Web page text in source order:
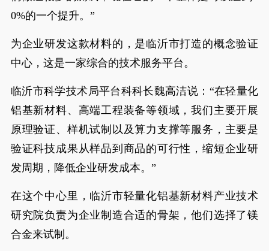
0%的一个提升。”
为企业研发这款材料的，是临沂市打造的概念验证
中心，这是一家综合的技术服务平台。
临沂市科学技术局平台科科长魏高洁说：“在轻量化
铝基新材料、高端工程装备等领域，我们主要开展
原理验证、样机试制以及算力支撑等服务，主要是
验证科技成果从样品到商品的可行性，缩短企业研
发周期，降低企业研发成本。”
在这个中心里，临沂市轻量化铝基新材料产业技术
研究院负责为企业制造合适的骨架，他们选择了镁
合金来试制。